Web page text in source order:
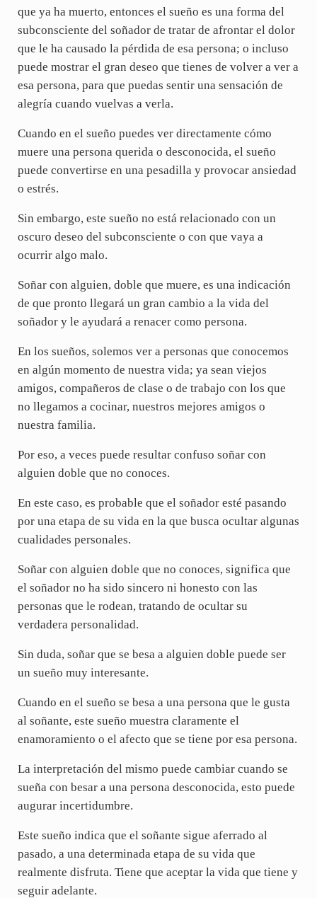
que ya ha muerto, entonces el sueño es una forma del
subconsciente del soñador de tratar de afrontar el dolor
que le ha causado la pérdida de esa persona; o incluso
puede mostrar el gran deseo que tienes de volver a ver a
esa persona, para que puedas sentir una sensación de
alegría cuando vuelvas a verla.
Cuando en el sueño puedes ver directamente cómo
muere una persona querida o desconocida, el sueño
puede convertirse en una pesadilla y provocar ansiedad
o estrés.
Sin embargo, este sueño no está relacionado con un
oscuro deseo del subconsciente o con que vaya a
ocurrir algo malo.
Soñar con alguien, doble que muere, es una indicación
de que pronto llegará un gran cambio a la vida del
soñador y le ayudará a renacer como persona.
En los sueños, solemos ver a personas que conocemos
en algún momento de nuestra vida; ya sean viejos
amigos, compañeros de clase o de trabajo con los que
no llegamos a cocinar, nuestros mejores amigos o
nuestra familia.
Por eso, a veces puede resultar confuso soñar con
alguien doble que no conoces.
En este caso, es probable que el soñador esté pasando
por una etapa de su vida en la que busca ocultar algunas
cualidades personales.
Soñar con alguien doble que no conoces, significa que
el soñador no ha sido sincero ni honesto con las
personas que le rodean, tratando de ocultar su
verdadera personalidad.
Sin duda, soñar que se besa a alguien doble puede ser
un sueño muy interesante.
Cuando en el sueño se besa a una persona que le gusta
al soñante, este sueño muestra claramente el
enamoramiento o el afecto que se tiene por esa persona.
La interpretación del mismo puede cambiar cuando se
sueña con besar a una persona desconocida, esto puede
augurar incertidumbre.
Este sueño indica que el soñante sigue aferrado al
pasado, a una determinada etapa de su vida que
realmente disfruta. Tiene que aceptar la vida que tiene y
seguir adelante.